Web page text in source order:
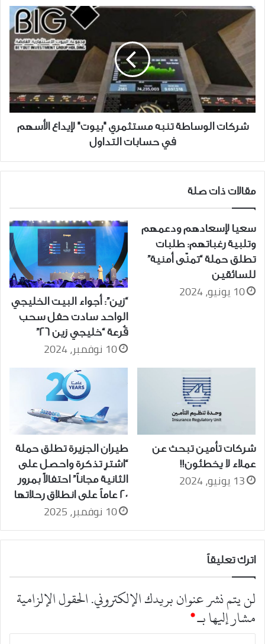
شركات
الوساطة
تنبه
مستثمري
"بيوت"
لإيداع
الأسهم
في
حسابات
التداول
شركات الوساطة تنبه مستثمري "بيوت" لإيداع الأسهم
في حسابات التداول
مقالات ذات صلة
سعيا لإسعادهم ودعمهم
وتلبية رغباتهم: طلبات
تطلق حملة “تمنّى أمنية”
للسائقين
10 يونيو، 2024
“زين”: أجواء البيت الخليجي
الواحد سادت حفل سحب
قُرعة “خليجي زين 26”
10 نوفمبر، 2024
شركات تأمين تبحث عن
عملاء لا يخطئون!!
13 يونيو، 2024
طيران الجزيرة تطلق حملة
“اشترِ تذكرة واحصل على
الثانية مجاناً” احتفالاً بمرور
20 عاماً على انطلاق رحلاتها
10 نوفمبر، 2025
اترك تعليقاً
لن يتم نشر عنوان بريدك الإلكتروني.الحقول الإلزامية
مشار إليها بـ*
ا